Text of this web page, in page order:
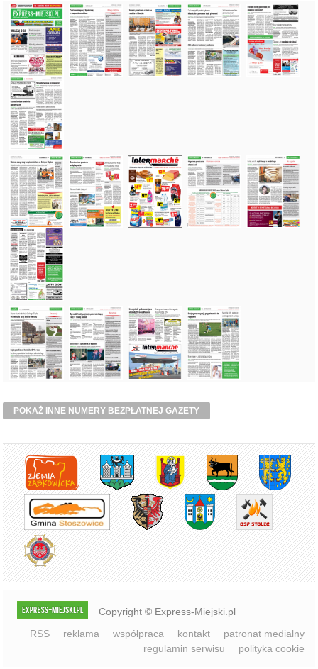
POKAŻ INNE NUMERY BEZPŁATNEJ GAZETY
Copyright © Express-Miejski.pl
RSS
reklama współpraca kontakt
patronat medialny
regulamin serwisu
polityka cookie